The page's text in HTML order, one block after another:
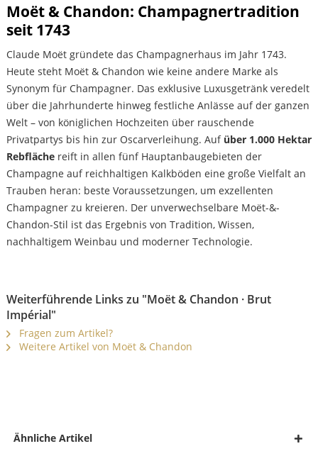
Moët & Chandon: Champagnertradition
seit 1743
Claude Moët gründete das Champagnerhaus im Jahr 1743.
Heute steht Moët & Chandon wie keine andere Marke als
Synonym für Champagner. Das exklusive Luxusgetränk veredelt
über die Jahrhunderte hinweg festliche Anlässe auf der ganzen
Welt – von königlichen Hochzeiten über rauschende
Privatpartys bis hin zur Oscarverleihung. Auf über 1.000 Hektar
Rebflächereift in allen fünf Hauptanbaugebieten der
Champagne auf reichhaltigen Kalkböden eine große Vielfalt an
Trauben heran: beste Voraussetzungen, um exzellenten
Champagner zu kreieren. Der unverwechselbare Moët-&-
Chandon-Stil ist das Ergebnis von Tradition, Wissen,
nachhaltigem Weinbau und moderner Technologie.
Weiterführende Links zu "Moët & Chandon · Brut
Impérial"
Fragen zum Artikel?
Weitere Artikel von Moët & Chandon
Ähnliche Artikel